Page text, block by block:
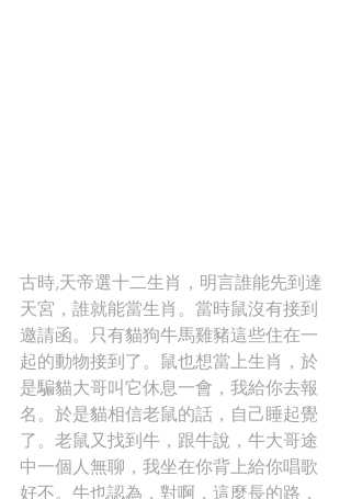
古時,天帝選十二生肖，明言誰能先到達
天宮，誰就能當生肖。當時鼠沒有接到
邀請函。只有貓狗牛馬雞豬這些住在一
起的動物接到了。鼠也想當上生肖，於
是騙貓大哥叫它休息一會，我給你去報
名。於是貓相信老鼠的話，自己睡起覺
了。老鼠又找到牛，跟牛說，牛大哥途
中一個人無聊，我坐在你背上給你唱歌
好不。牛也認為，對啊，這麼長的路，